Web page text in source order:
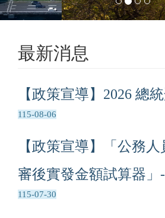
最新消息
【政策宣導】2026 總
115-08-06
【政策宣導】「公務
審後實發金額試算器」
115-07-30